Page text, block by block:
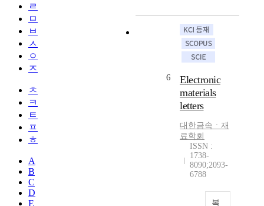
ㄹ
ㅁ
ㅂ
ㅅ
ㅇ
ㅈ
ㅊ
ㅋ
ㅌ
ㅍ
ㅎ
A
B
C
D
E
6
Electronic
materials
letters
대한금속ㆍ재
료학회
ISSN :
1738-
8090;2093-
6788
복